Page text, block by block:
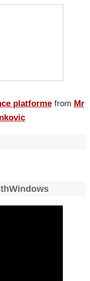
platforme from Mr